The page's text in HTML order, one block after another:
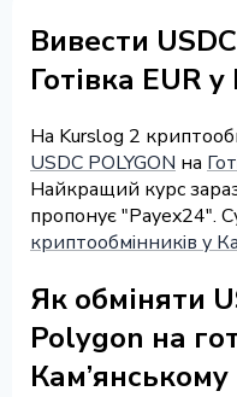
Вивести
Готівка EUR
На Kurslog 2
USDC POLYGON на
Найкращий курс
пропонує "Payex24".
криптообмінників у
Як обміняти
Polygon на
Кам’янському